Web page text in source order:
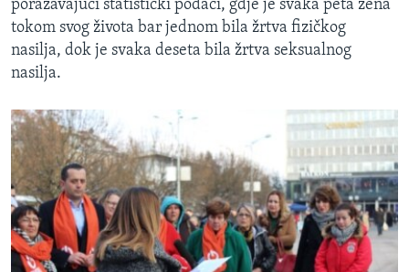
poražavajući statistički podaci, gdje je svaka peta žena
tokom svog života bar jednom bila žrtva fizičkog
nasilja, dok je svaka deseta bila žrtva seksualnog
nasilja.